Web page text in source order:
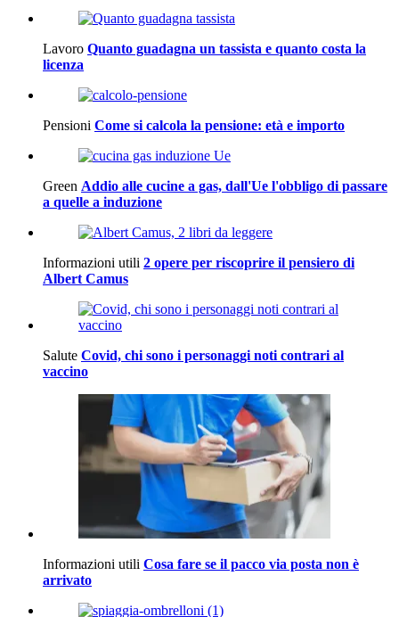
Lavoro Quanto guadagna un tassista e quanto costa la
licenza
Pensioni Come si calcola la pensione: età e importo
Green Addio alle cucine a gas, dall'Ue l'obbligo di passare
a quelle a induzione
Informazioni utili 2 opere per riscoprire il pensiero di
Albert Camus
Salute Covid, chi sono i personaggi noti contrari al
vaccino
Informazioni utili Cosa fare se il pacco via posta non è
arrivato